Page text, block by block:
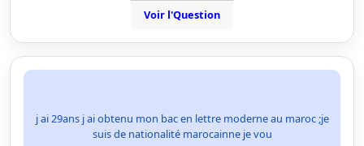
Voir l'Question
j ai 29ans j ai obtenu mon bac en lettre moderne au maroc ;je
suis de nationalité marocainne je vou